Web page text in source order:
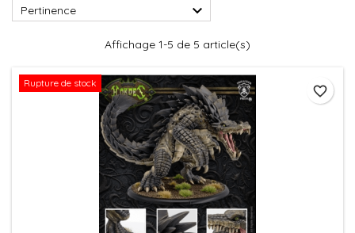
Pertinence 
Affichage 1-5 de 5 article(s)
Rupture de stock
favorite_border